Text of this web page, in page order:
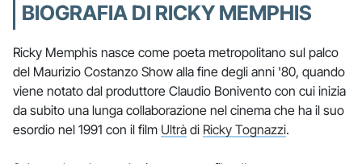
BIOGRAFIA DI RICKY MEMPHIS
Ricky Memphis nasce come poeta metropolitano sul palco
del Maurizio Costanzo Show alla fine degli anni '80, quando
viene notato dal produttore Claudio Bonivento con cui inizia
da subito una lunga collaborazione nel cinema che ha il suo
esordio nel 1991 con il film Ultrà di Ricky Tognazzi.